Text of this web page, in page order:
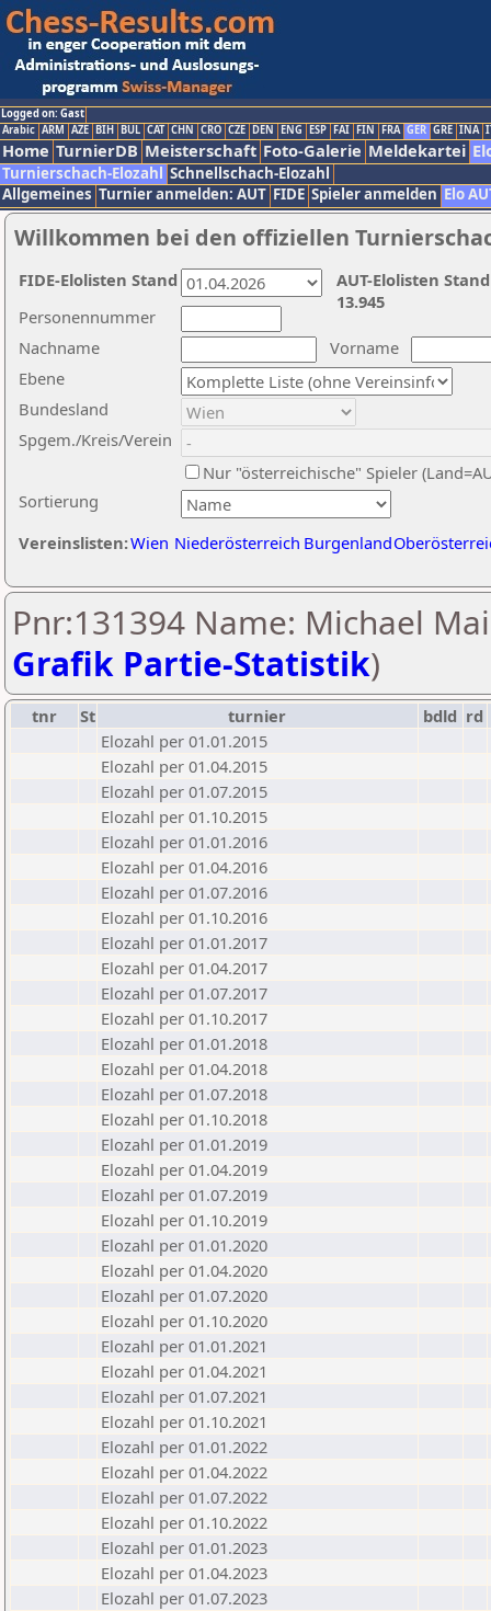
Logged on: Gast
Arabic ARM AZE BIH BUL CAT CHN CRO CZE DEN ENG ESP FAI FIN FRA GER GRE INA
Home TurnierDB Meisterschaft Foto-Galerie Meldekartei
Turnierschach-Elozahl Schnellschach-Elozahl
Allgemeines Turnier anmelden: AUT FIDE Spieler anmelden Elo
Willkommen bei den offiziellen
Nachname
Vorname
Ebene
Sortierung
Personennummer
Bundesland
Spgem./Kreis/Verein
Nur "österreichische" Spieler
Vereinslisten:Wien Niederösterreich Burgenland
AUT-Elolisten
13.945
FIDE-Elolisten Stand
Pnr:131394 Name: Michael
Grafik Partie-Statistik)
tnr St turnier bdld rd
Elozahl per 01.01.2015
Elozahl per 01.04.2015
Elozahl per 01.07.2015
Elozahl per 01.10.2015
Elozahl per 01.01.2016
Elozahl per 01.04.2016
Elozahl per 01.07.2016
Elozahl per 01.10.2016
Elozahl per 01.01.2017
Elozahl per 01.04.2017
Elozahl per 01.07.2017
Elozahl per 01.10.2017
Elozahl per 01.01.2018
Elozahl per 01.04.2018
Elozahl per 01.07.2018
Elozahl per 01.10.2018
Elozahl per 01.01.2019
Elozahl per 01.04.2019
Elozahl per 01.07.2019
Elozahl per 01.10.2019
Elozahl per 01.01.2020
Elozahl per 01.04.2020
Elozahl per 01.07.2020
Elozahl per 01.10.2020
Elozahl per 01.01.2021
Elozahl per 01.04.2021
Elozahl per 01.07.2021
Elozahl per 01.10.2021
Elozahl per 01.01.2022
Elozahl per 01.04.2022
Elozahl per 01.07.2022
Elozahl per 01.10.2022
Elozahl per 01.01.2023
Elozahl per 01.04.2023
Elozahl per 01.07.2023